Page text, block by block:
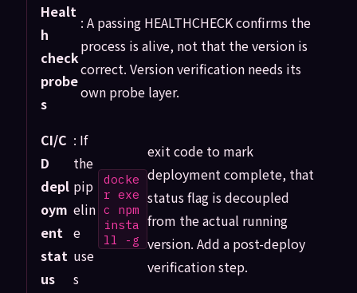
Healt
h
check
probe
s
: A passing HEALTHCHECK confirms the
process is alive, not that the version is
correct. Version verification needs its
own probe layer.
CI/C
D
depl
oym
ent
stat
us
: If
the
pip
elin
e
use
s
docke
r exe
c npm
insta
ll -g
exit code to mark
deployment complete, that
status flag is decoupled
from the actual running
version. Add a post-deploy
verification step.